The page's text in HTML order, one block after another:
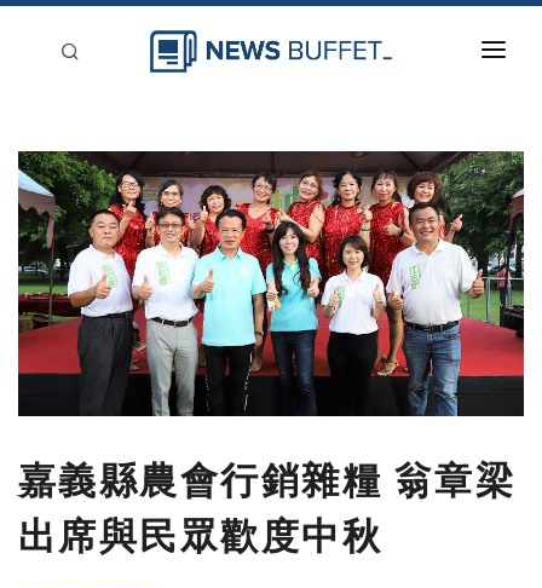
新聞稿分類
登入
刊登
嘉義縣農會行銷雜糧 翁章梁
出席與民眾歡度中秋